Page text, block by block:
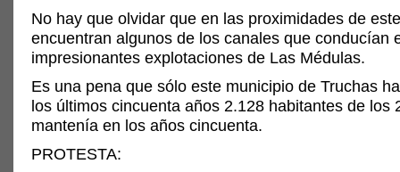
No hay que olvidar que en las proximidades de
encuentran algunos de los canales que conducían
impresionantes explotaciones de Las Médulas.
Es una pena que sólo este municipio de Truchas
los últimos cincuenta años 2.128 habitantes de los
mantenía en los años cincuenta.
PROTESTA: